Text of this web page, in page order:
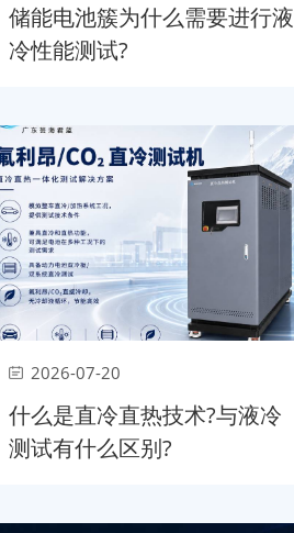
储能电池簇为什么需要进行液
冷性能测试?
2026-07-20
什么是直冷直热技术?与液冷
测试有什么区别?